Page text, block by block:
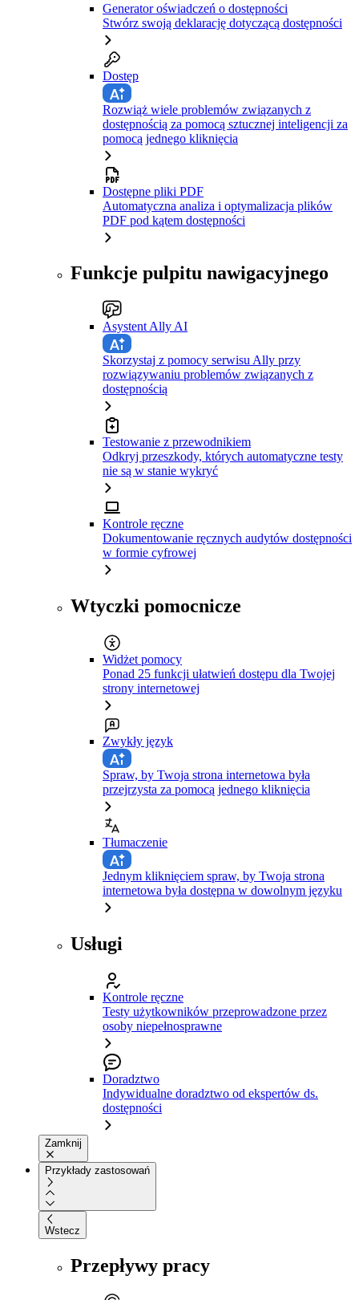
Generator oświadczeń o dostępności
Stwórz swoją deklarację dotyczącą dostępności
Dostęp
Rozwiąż wiele problemów związanych z
dostępnością za pomocą sztucznej inteligencji za
pomocą jednego kliknięcia
Dostępne pliki PDF
Automatyczna analiza i optymalizacja plików
PDF pod kątem dostępności
Funkcje pulpitu nawigacyjnego
Asystent Ally AI
Skorzystaj z pomocy serwisu Ally przy
rozwiązywaniu problemów związanych z
dostępnością
Testowanie z przewodnikiem
Odkryj przeszkody, których automatyczne testy
nie są w stanie wykryć
Kontrole ręczne
Dokumentowanie ręcznych audytów dostępności
w formie cyfrowej
Wtyczki pomocnicze
Widżet pomocy
Ponad 25 funkcji ułatwień dostępu dla Twojej
strony internetowej
Zwykły język
Spraw, by Twoja strona internetowa była
przejrzysta za pomocą jednego kliknięcia
Tłumaczenie
Jednym kliknięciem spraw, by Twoja strona
internetowa była dostępna w dowolnym języku
Usługi
Kontrole ręczne
Testy użytkowników przeprowadzone przez
osoby niepełnosprawne
Doradztwo
Indywidualne doradztwo od ekspertów ds.
dostępności
Zamknij
Przykłady zastosowań
Wstecz
Przepływy pracy